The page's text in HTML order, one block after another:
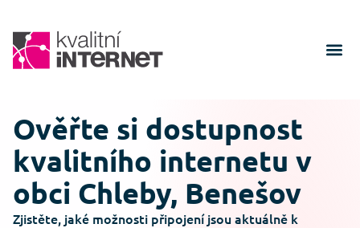
Ověřte si dostupnost
kvalitního internetu v
obci Chleby, Benešov
Zjistěte, jaké možnosti připojení jsou aktuálně k